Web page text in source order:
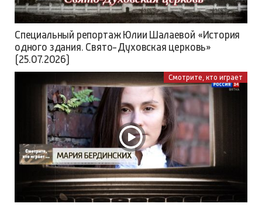
Специальный репортаж Юлии Шалаевой «История
одного здания. Свято-Духовская церковь»
(25.07.2026)
Смотрите, кто играет